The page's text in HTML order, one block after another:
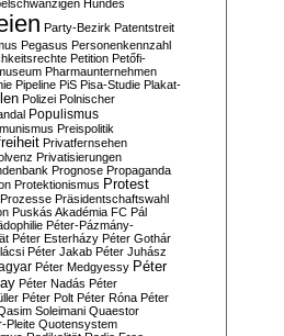
Hundes
Party-Bezirk Patentstreit
Pegasus Personenkennzahl
Petition Petőfi-
Pharmaunternehmen
Pipeline PiS Pisa-Studie Plakat-
Polizei Polnischer
Populismus
Preispolitik
Privatfernsehen
Privatisierungen
Prognose Propaganda
Protektionismus Protest
Prozesse Präsidentschaftswahl
Puskás Akadémia FC Pál
Péter-Pázmány-
Péter Esterházy Péter Gothár
Péter Jakab Péter Juhász
Péter Medgyessy Péter
Péter Nadás Péter
Péter Polt Péter Róna Péter
Soleimani Quaestor
Pleite Quotensystem